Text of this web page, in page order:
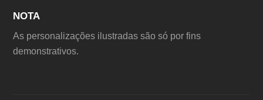
NOTA
As personalizações ilustradas são só por fins
demonstrativos.